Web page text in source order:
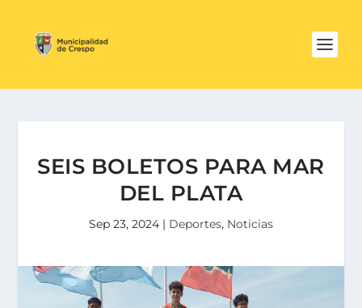
SEIS BOLETOS PARA MAR
DEL PLATA
Sep 23, 2024 | Deportes, Noticias